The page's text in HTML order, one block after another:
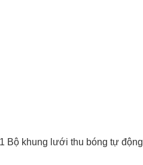
Bộ khung lưới thu bóng tự động